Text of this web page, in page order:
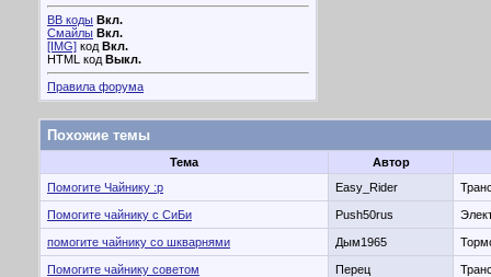
BB коды Вкл.
Смайлы Вкл.
[IMG] код Вкл.
HTML код Выкл.
Правила форума
Похожие темы
Тема
Автор
Помогите Чайнику :p
Easy_Rider
Помогите чайнику с СиБи Push50rus
помогите чайнику со шкварнями Дым1965
Помогите чайнику советом Перец